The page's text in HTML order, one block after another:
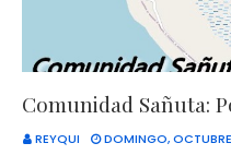
Comunidad Sañuta:
REYQUI DOMINGO,